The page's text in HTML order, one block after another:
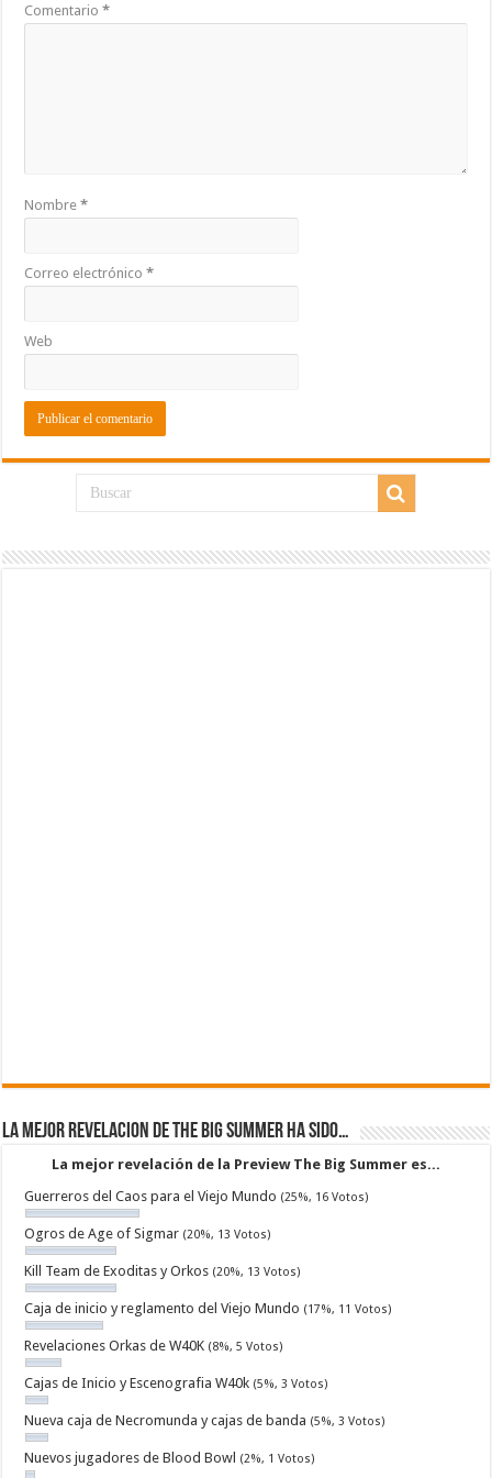
Comentario*
Nombre*
Correo electrónico*
Web
La mejor revelacion de The Big Summer ha sido…
La mejor revelación de la Preview The Big Summer es...
Guerreros del Caos para el Viejo Mundo (25%, 16 Votos)
Ogros de Age of Sigmar (20%, 13 Votos)
Kill Team de Exoditas y Orkos (20%, 13 Votos)
Caja de inicio y reglamento del Viejo Mundo (17%, 11 Votos)
Revelaciones Orkas de W40K (8%, 5 Votos)
Cajas de Inicio y Escenografia W40k (5%, 3 Votos)
Nueva caja de Necromunda y cajas de banda (5%, 3 Votos)
Nuevos jugadores de Blood Bowl (2%, 1 Votos)